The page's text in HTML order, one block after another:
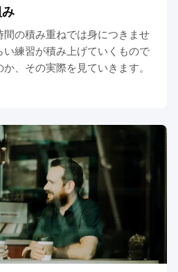
み
の積み重ねでは身につきませ
練習が積み上げていくもので
、その実際を見ていきます。